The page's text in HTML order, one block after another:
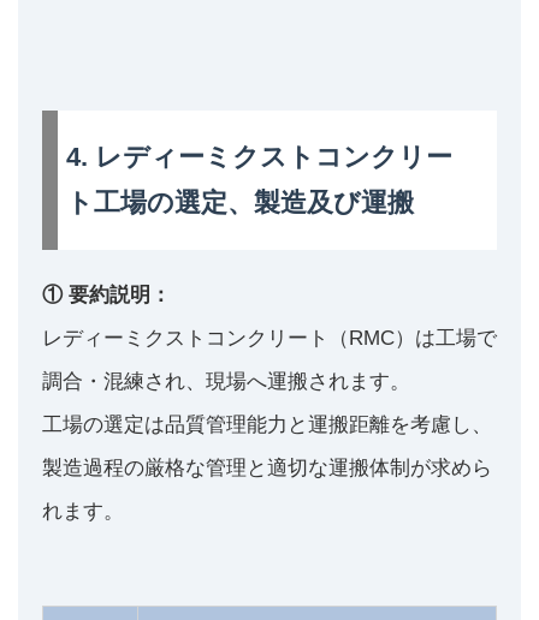
4. レディーミクストコンクリー
ト工場の選定、製造及び運搬
① 要約説明：
レディーミクストコンクリート（RMC）は工場で
調合・混練され、現場へ運搬されます。
工場の選定は品質管理能力と運搬距離を考慮し、
製造過程の厳格な管理と適切な運搬体制が求めら
れます。